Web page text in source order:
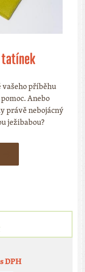
příběhu
Anebo
právě nebojácný
ježibabou?
DPH